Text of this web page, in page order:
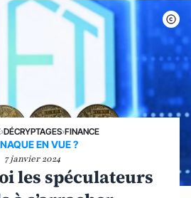
›DÉCRYPTAGES›FINANCE
EN VUE ?
7 janvier 2024
les spéculateurs